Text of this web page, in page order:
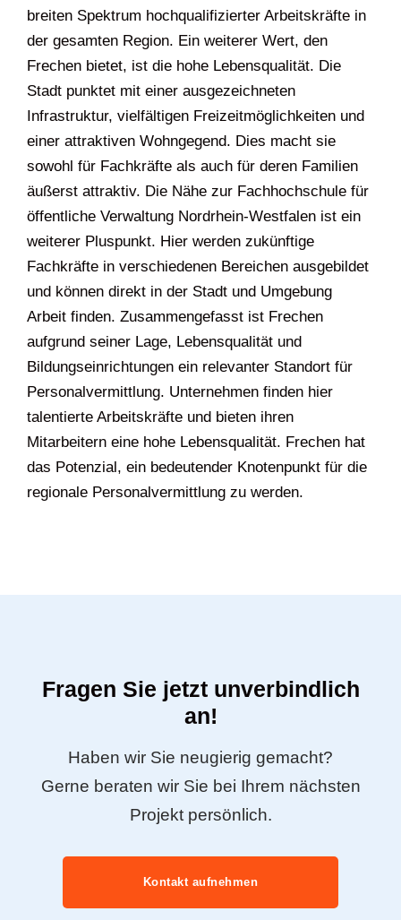
breiten Spektrum hochqualifizierter Arbeitskräfte in
der gesamten Region. Ein weiterer Wert, den
Frechen bietet, ist die hohe Lebensqualität. Die
Stadt punktet mit einer ausgezeichneten
Infrastruktur, vielfältigen Freizeitmöglichkeiten und
einer attraktiven Wohngegend. Dies macht sie
sowohl für Fachkräfte als auch für deren Familien
äußerst attraktiv. Die Nähe zur Fachhochschule für
öffentliche Verwaltung Nordrhein-Westfalen ist ein
weiterer Pluspunkt. Hier werden zukünftige
Fachkräfte in verschiedenen Bereichen ausgebildet
und können direkt in der Stadt und Umgebung
Arbeit finden. Zusammengefasst ist Frechen
aufgrund seiner Lage, Lebensqualität und
Bildungseinrichtungen ein relevanter Standort für
Personalvermittlung. Unternehmen finden hier
talentierte Arbeitskräfte und bieten ihren
Mitarbeitern eine hohe Lebensqualität. Frechen hat
das Potenzial, ein bedeutender Knotenpunkt für die
regionale Personalvermittlung zu werden.
Fragen Sie jetzt unverbindlich
an!
Haben wir Sie neugierig gemacht?
Gerne beraten wir Sie bei Ihrem nächsten
Projekt persönlich.
Kontakt aufnehmen